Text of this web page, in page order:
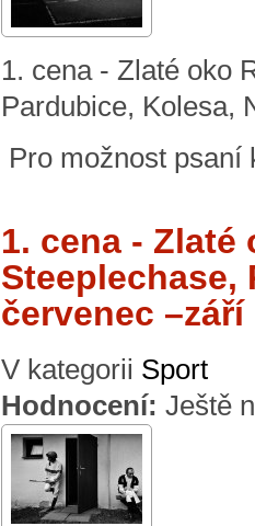
1. cena - Zlaté oko
Pardubice, Kolesa,
Pro možnost
1. cena - Zlaté
Steeplechase,
červenec –září
V kategorii Sport
Hodnocení: Ještě